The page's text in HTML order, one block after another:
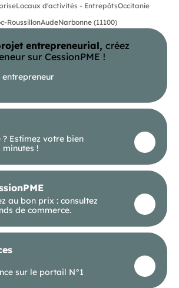
Locaux d'activités - EntrepôtsOccitanie
RoussillonAudeNarbonne (11100)
entrepreneurial, créez
sur CessionPME !
Estimez votre bien
!
au bon prix : consultez
de commerce.
sur le portail N°1